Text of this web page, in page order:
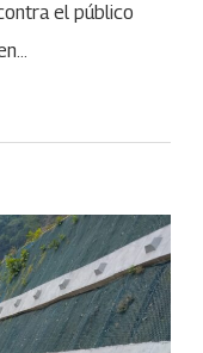
el público